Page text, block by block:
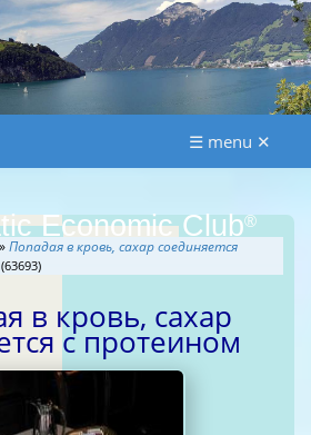
Economic Club®
☰ menu ✕
»Попадая в кровь, сахар соединяется
в кровь, сахар
с протеином